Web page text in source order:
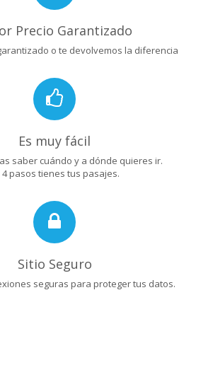
Precio Garantizado
o te devolvemos la diferencia
Es muy fácil
saber cuándo y a dónde quieres ir.
4 pasos tienes tus pasajes.
Sitio Seguro
seguras para proteger tus datos.